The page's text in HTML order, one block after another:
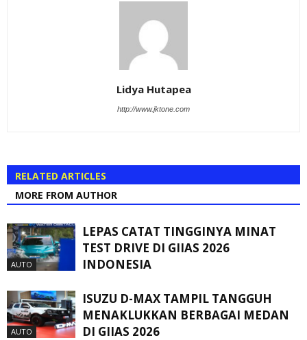
Lidya Hutapea
http://www.jktone.com
RELATED ARTICLES
MORE FROM AUTHOR
AUTO
LEPAS CATAT TINGGINYA MINAT
TEST DRIVE DI GIIAS 2026
INDONESIA
AUTO
ISUZU D-MAX TAMPIL TANGGUH
MENAKLUKKAN BERBAGAI MEDAN
DI GIIAS 2026